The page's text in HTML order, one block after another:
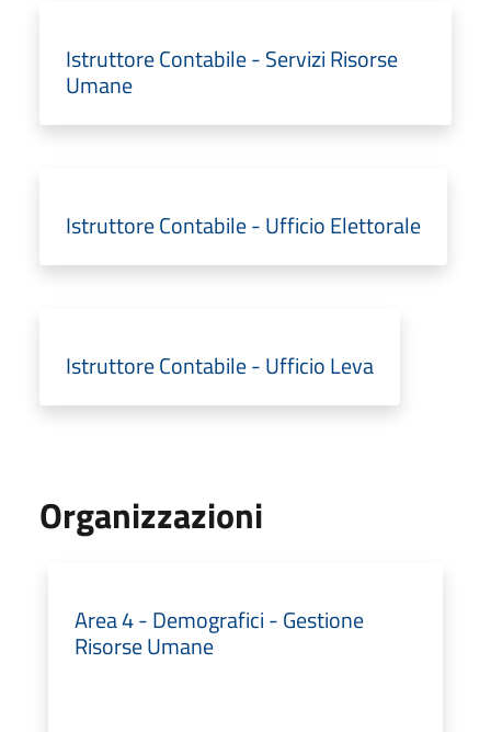
Istruttore Contabile - Servizi Risorse
Umane
Istruttore Contabile - Ufficio Elettorale
Istruttore Contabile - Ufficio Leva
Organizzazioni
Area 4 - Demografici - Gestione
Risorse Umane